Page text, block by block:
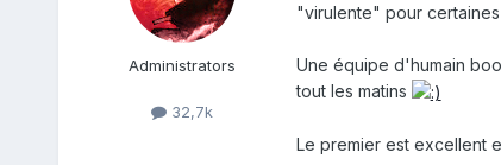
Administrators
32,7k
"virulente" pour
Une équipe d'humain
tout les matins
Le premier est excellent